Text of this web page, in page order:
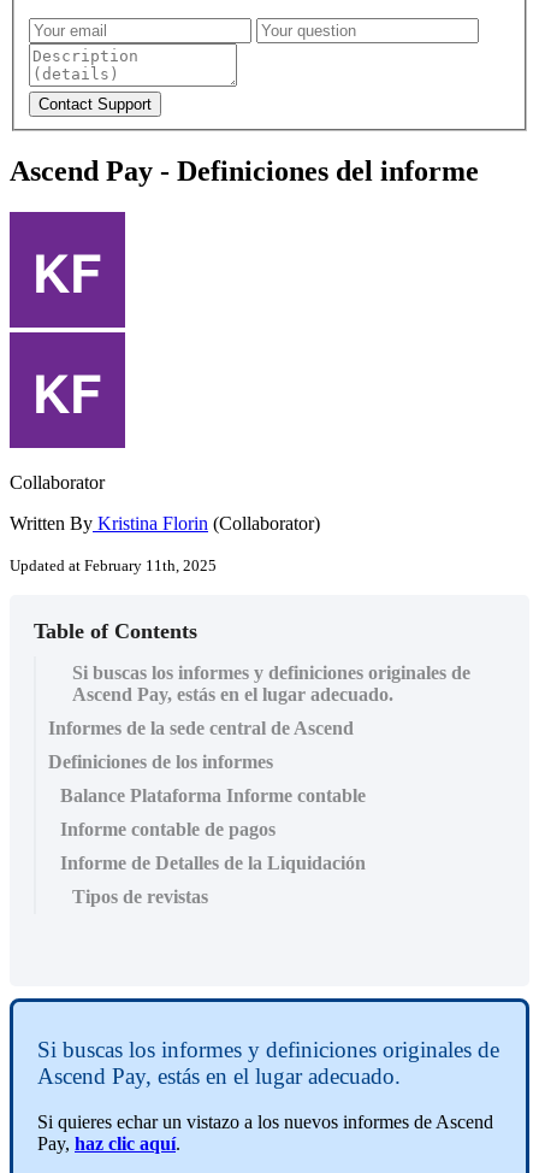
Ascend Pay - Definiciones del informe
Collaborator
Written By Kristina Florin (Collaborator)
Updated at February 11th, 2025
Table of Contents
Si buscas los informes y definiciones originales de
Ascend Pay, estás en el lugar adecuado.
Informes de la sede central de Ascend
Definiciones de los informes
Balance Plataforma Informe contable
Informe contable de pagos
Informe de Detalles de la Liquidación
Tipos de revistas
Si buscas los informes y definiciones originales de
Ascend Pay, estás en el lugar adecuado.
Si quieres echar un vistazo a los nuevos informes de Ascend
Pay, haz clic aquí.